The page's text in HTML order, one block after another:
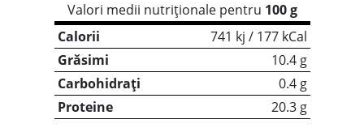
Valori medii nutriționale pentru 100 g
Calorii
741 kj / 177 kCal
Grăsimi
10.4 g
Carbohidrați
0.4 g
Proteine
20.3 g